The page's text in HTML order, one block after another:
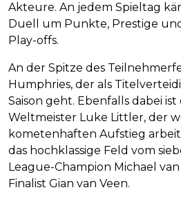
Akteure. An jedem Spieltag
Duell um Punkte, Prestige
Play-offs.
An der Spitze des
Humphries, der als
Saison geht. Ebenfalls dabei
Weltmeister Luke Littler, der
kometenhaften Aufstieg
das hochklassige Feld vom
League-Champion Michael
Finalist Gian van Veen.